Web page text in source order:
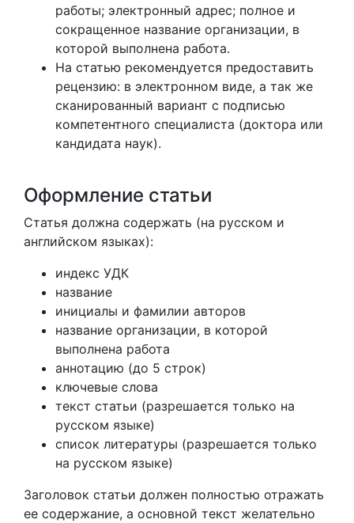
работы; электронный адрес; полное и
сокращенное название организации, в
которой выполнена работа.
На статью рекомендуется предоставить
рецензию: в электронном виде, а так же
сканированный вариант с подписью
компетентного специалиста (доктора или
кандидата наук).
Оформление статьи
Статья должна содержать (на русском и
английском языках):
индекс УДК
название
инициалы и фамилии авторов
название организации, в которой
выполнена работа
аннотацию (до 5 строк)
ключевые слова
текст статьи (разрешается только на
русском языке)
список литературы (разрешается только
на русском языке)
Заголовок статьи должен полностью отражать
ее содержание, а основной текст желательно